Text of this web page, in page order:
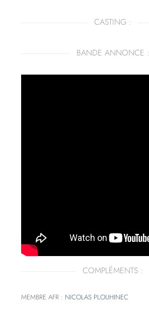
CASTING :
BANDE ANNONCE :
COMPLÉMENTS :
MEMBRE AFR : NICOLAS PLOUHINEC